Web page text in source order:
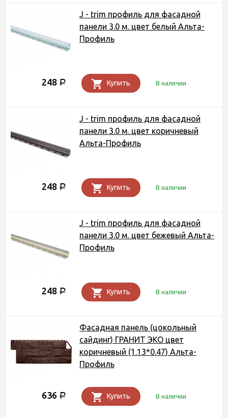
J - trim профиль для фасадной
панели 3.0 м. цвет белый Альта-
Профиль
248 Р Купить В наличии
J - trim профиль для фасадной
панели 3.0 м. цвет коричневый
Альта-Профиль
248 Р Купить В наличии
J - trim профиль для фасадной
панели 3.0 м. цвет бежевый Альта-
Профиль
248 Р Купить В наличии
Фасадная панель (цокольный
сайдинг) ГРАНИТ ЭКО цвет
коричневый (1.13*0.47) Альта-
Профиль
636 Р Купить В наличии